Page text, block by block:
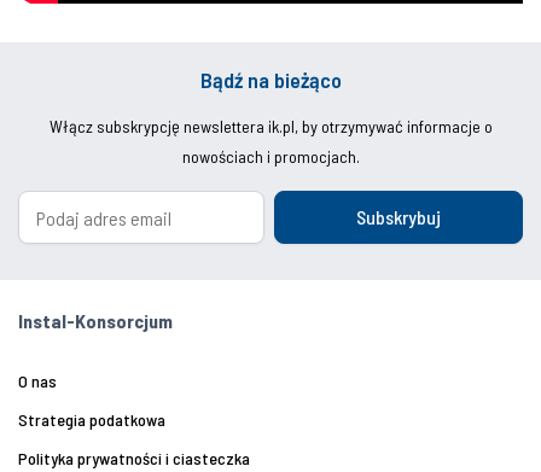
Bądź na bieżąco
Włącz subskrypcję newslettera ik.pl, by otrzymywać informacje o
nowościach i promocjach.
Subskrybuj
Instal-Konsorcjum
O nas
Strategia podatkowa
Polityka prywatności i ciasteczka